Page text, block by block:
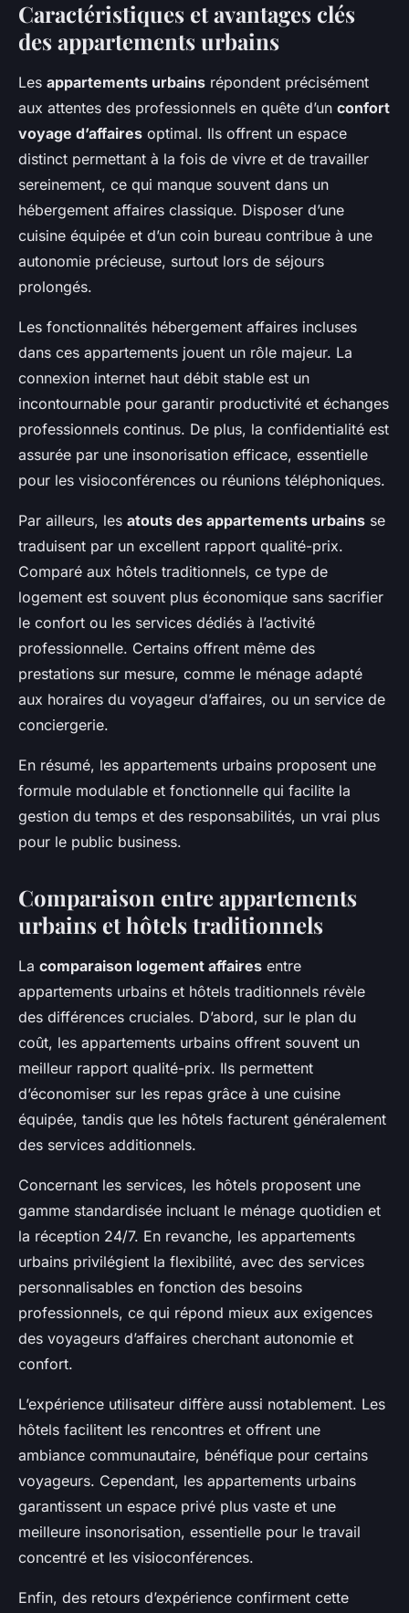
Caractéristiques et avantages clés
des appartements urbains
Les appartements urbains répondent précisément
aux attentes des professionnels en quête d’un confort
voyage d’affaires optimal. Ils offrent un espace
distinct permettant à la fois de vivre et de travailler
sereinement, ce qui manque souvent dans un
hébergement affaires classique. Disposer d’une
cuisine équipée et d’un coin bureau contribue à une
autonomie précieuse, surtout lors de séjours
prolongés.
Les fonctionnalités hébergement affaires incluses
dans ces appartements jouent un rôle majeur. La
connexion internet haut débit stable est un
incontournable pour garantir productivité et échanges
professionnels continus. De plus, la confidentialité est
assurée par une insonorisation efficace, essentielle
pour les visioconférences ou réunions téléphoniques.
Par ailleurs, les atouts des appartements urbains se
traduisent par un excellent rapport qualité-prix.
Comparé aux hôtels traditionnels, ce type de
logement est souvent plus économique sans sacrifier
le confort ou les services dédiés à l’activité
professionnelle. Certains offrent même des
prestations sur mesure, comme le ménage adapté
aux horaires du voyageur d’affaires, ou un service de
conciergerie.
En résumé, les appartements urbains proposent une
formule modulable et fonctionnelle qui facilite la
gestion du temps et des responsabilités, un vrai plus
pour le public business.
Comparaison entre appartements
urbains et hôtels traditionnels
La comparaison logement affaires entre
appartements urbains et hôtels traditionnels révèle
des différences cruciales. D’abord, sur le plan du
coût, les appartements urbains offrent souvent un
meilleur rapport qualité-prix. Ils permettent
d’économiser sur les repas grâce à une cuisine
équipée, tandis que les hôtels facturent généralement
des services additionnels.
Concernant les services, les hôtels proposent une
gamme standardisée incluant le ménage quotidien et
la réception 24/7. En revanche, les appartements
urbains privilégient la flexibilité, avec des services
personnalisables en fonction des besoins
professionnels, ce qui répond mieux aux exigences
des voyageurs d’affaires cherchant autonomie et
confort.
L’expérience utilisateur diffère aussi notablement. Les
hôtels facilitent les rencontres et offrent une
ambiance communautaire, bénéfique pour certains
voyageurs. Cependant, les appartements urbains
garantissent un espace privé plus vaste et une
meilleure insonorisation, essentielle pour le travail
concentré et les visioconférences.
Enfin, des retours d’expérience confirment cette